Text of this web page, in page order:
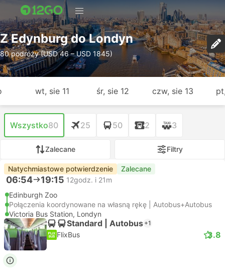
Z Edynburg do Londyn
80 podróży (USD 46 – USD 1845)
wt, sie 11 śr, sie 12 czw, sie 13
Wszystko80 25 50 2 3
Zalecane Filtry
Natychmiastowe potwierdzenie Zalecane
06:54 19:15 12godz. i 21m
Edinburgh Zoo
Połączenia koordynowane na własną rękę | Autobus+Autobus
Victoria Bus Station, Londyn
Standard | Autobus +1
FlixBus 3.8